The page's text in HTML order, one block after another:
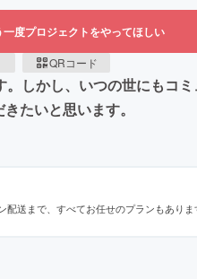
一度プロジェクトをやってほしい
QRコード
しかし、いつの世にもコ
たいと思います。
送まで、すべてお任せのプランもありま